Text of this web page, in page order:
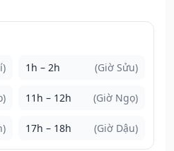
1h – 2h (Giờ Sửu)
11h – 12h (Giờ Ngọ)
17h – 18h (Giờ Dậu)